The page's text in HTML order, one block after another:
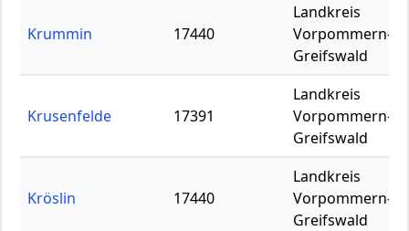
Krummin 17440
Landkreis
Vorpommern-
Greifswald
Krusenfelde 17391
Landkreis
Vorpommern-
Greifswald
Kröslin 17440
Landkreis
Vorpommern-
Greifswald